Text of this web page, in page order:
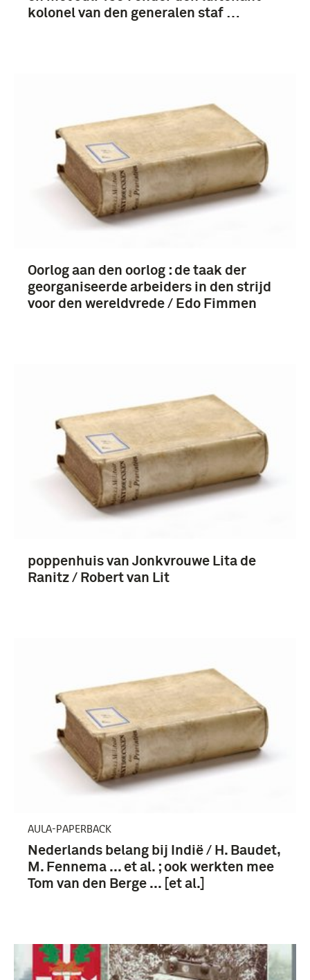
kolonel van den generalen staf …
Oorlog aan den oorlog : de taak der
georganiseerde arbeiders in den strijd
voor den wereldvrede / Edo Fimmen
poppenhuis van Jonkvrouwe Lita de
Ranitz / Robert van Lit
AULA-PAPERBACK
Nederlands belang bij Indië / H. Baudet,
M. Fennema ... et al. ; ook werkten mee
Tom van den Berge ... [et al.]